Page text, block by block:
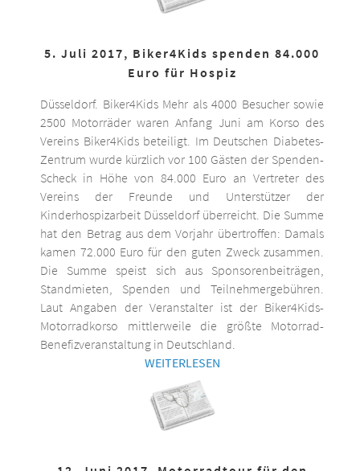
5. Juli 2017, Biker4Kids spenden 84.000
Euro für Hospiz
Düsseldorf. Biker4Kids Mehr als 4000 Besucher sowie
2500 Motorräder waren Anfang Juni am Korso des
Vereins Biker4Kids beteiligt. Im Deutschen Diabetes-
Zentrum wurde kürzlich vor 100 Gästen der Spenden-
Scheck in Höhe von 84.000 Euro an Vertreter des
Vereins der Freunde und Unterstützer der
Kinderhospizarbeit Düsseldorf überreicht. Die Summe
hat den Betrag aus dem Vorjahr übertroffen: Damals
kamen 72.000 Euro für den guten Zweck zusammen.
Die Summe speist sich aus Sponsorenbeiträgen,
Standmieten, Spenden und Teilnehmergebühren.
Laut Angaben der Veranstalter ist der Biker4Kids-
Motorradkorso mittlerweile die größte Motorrad-
Benefizveranstaltung in Deutschland.
WEITERLESEN